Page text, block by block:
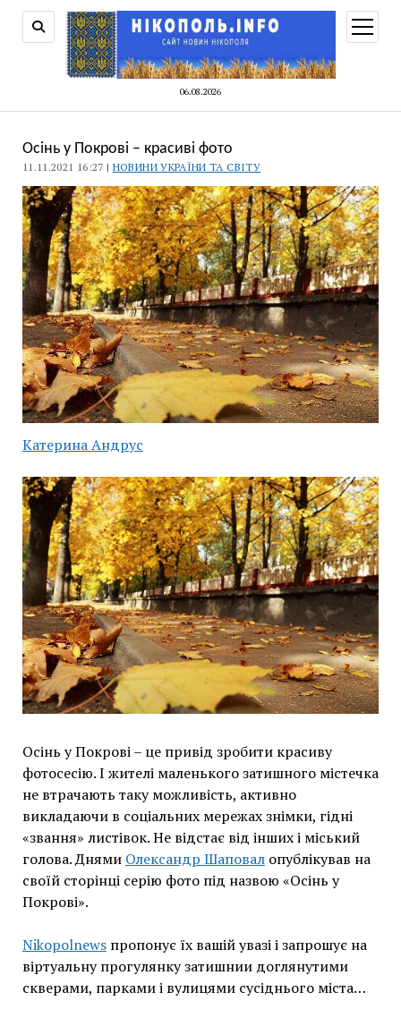
06.08.2026
меню
Осінь у Покрові – красиві фото
11.11.2021 16:27 | НОВИНИ УКРАЇНИ ТА СВІТУ
Катерина Андрус
Осінь у Покрові – це привід зробити красиву
фотосесію. І жителі маленького затишного містечка
не втрачають таку можливість, активно
викладаючи в соціальних мережах знімки, гідні
«звання» листівок. Не відстає від інших і міський
голова. Днями Олександр Шаповалопублікував на
своїй сторінці серію фото під назвою «Осінь у
Покрові».
Nikopolnewsпропонує їх вашій увазі і запрошує на
віртуальну прогулянку затишнии доглянутими
скверами, парками і вулицями сусіднього міста…